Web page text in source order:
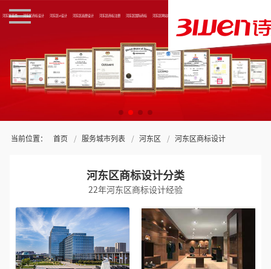
河东区首页 河东区商标设计 河东区vi设计 河东区画册设计 河东区商标注册 河东区国际商标 河东区网站制作
当前位置： 首页 服务城市列表 河东区 河东区商标设计
河东区商标设计分类
22年河东区商标设计经验